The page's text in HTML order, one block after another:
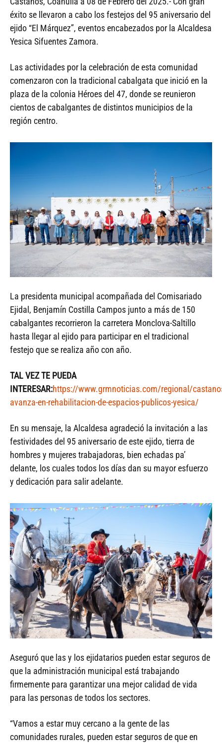
éxito se llevaron a cabo los festejos del 95 aniversario del
ejido “El Márquez”, eventos encabezados por la Alcaldesa
Yesica Sifuentes Zamora.
Las actividades por la celebración de esta comunidad
comenzaron con la tradicional cabalgata que inició en la
plaza de la colonia Héroes del 47, donde se reunieron
cientos de cabalgantes de distintos municipios de la
región centro.
La presidenta municipal acompañada del Comisariado
Ejidal, Benjamín Costilla Campos junto a más de 150
cabalgantes recorrieron la carretera Monclova-Saltillo
hasta llegar al ejido para participar en el tradicional
festejo que se realiza año con año.
TAL VEZ TE PUEDA
INTERESAR:https://www.grmnoticias.com/regional/
avanza-en-rehabilitacion-de-espacios-publicos-yesica/
En su mensaje, la Alcaldesa agradeció la invitación a las
festividades del 95 aniversario de este ejido, tierra de
hombres y mujeres trabajadoras, bien echadas pa’
delante, los cuales todos los días dan su mayor esfuerzo
y dedicación para salir adelante.
Aseguró que las y los ejidatarios pueden estar seguros de
que la administración municipal está trabajando
firmemente para garantizar una mejor calidad de vida
para las personas de todos los sectores.
“Vamos a estar muy cercano a la gente de las
comunidades rurales, pueden estar seguros de que en